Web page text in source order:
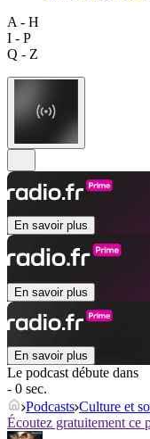
A - H
I - P
Q - Z
En savoir plus
En savoir plus
En savoir plus
Le podcast débute dans
- 0 sec.
Podcasts Culture et
Écoutez gratuitement ce